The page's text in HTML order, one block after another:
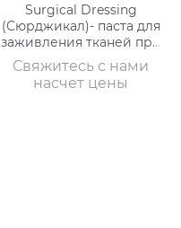
Surgical Dressing
(Сюрджикал)- паста для
заживления тканей при
экстракции зубов (25 г)
Свяжитесь с нами
насчет цены